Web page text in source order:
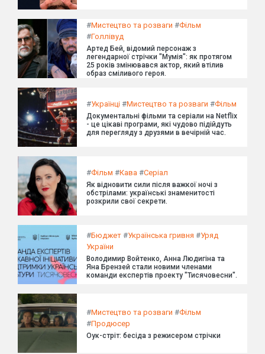
#Мистецтво та розваги #Фільм
#Голлівуд
Артед Бей, відомий персонаж з
легендарної стрічки "Мумія": як протягом
25 років змінювався актор, який втілив
образ сміливого героя.
#Українці #Мистецтво та розваги #Фільм
Документальні фільми та серіали на Netflix
- це цікаві програми, які чудово підійдуть
для перегляду з друзями в вечірній час.
#Фільм #Кава #Серіал
Як відновити сили після важкої ночі з
обстрілами: українські знаменитості
розкрили свої секрети.
#Бюджет #Українська гривня #Уряд
України
Володимир Войтенко, Анна Людигіна та
Яна Брензей стали новими членами
команди експертів проекту "Тисячовесни".
#Мистецтво та розваги #Фільм
#Продюсер
Оук-стріт: бесіда з режисером стрічки